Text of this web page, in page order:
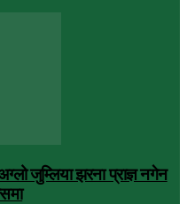
जुम्लिया झरना प्राज्ञ नगेन